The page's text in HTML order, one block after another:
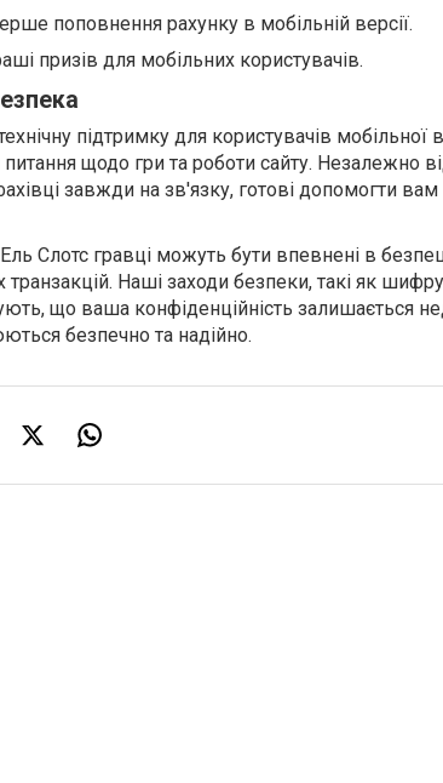
поповнення рахунку в мобільній версії.
призів для мобільних користувачів.
підтримку для користувачів мобільної
питання щодо гри та роботи сайту. Незалежно
завжди на зв'язку, готові допомогти
Слотс гравці можуть бути впевнені в
транзакцій. Наші заходи безпеки, такі як
що ваша конфіденційність залишається
безпечно та надійно.